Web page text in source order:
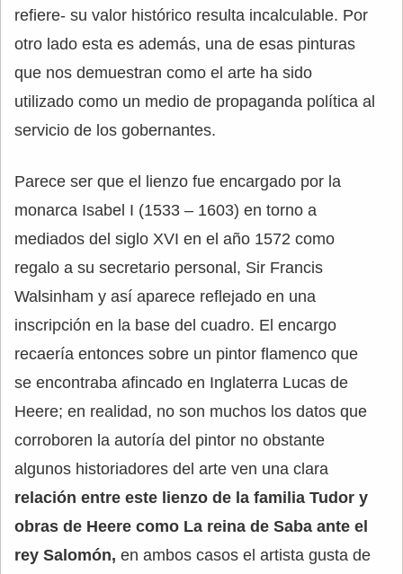
refiere- su valor histórico resulta incalculable. Por
otro lado esta es además, una de esas pinturas
que nos demuestran como el arte ha sido
utilizado como un medio de propaganda política al
servicio de los gobernantes.
Parece ser que el lienzo fue encargado por la
monarca Isabel I (1533 – 1603) en torno a
mediados del siglo XVI en el año 1572 como
regalo a su secretario personal, Sir Francis
Walsinham y así aparece reflejado en una
inscripción en la base del cuadro. El encargo
recaería entonces sobre un pintor flamenco que
se encontraba afincado en Inglaterra Lucas de
Heere; en realidad, no son muchos los datos que
corroboren la autoría del pintor no obstante
algunos historiadores del arte ven una clara
relación entre este lienzo de la familia Tudor y
obras de Heere como La reina de Saba ante el
rey Salomón, en ambos casos el artista gusta de